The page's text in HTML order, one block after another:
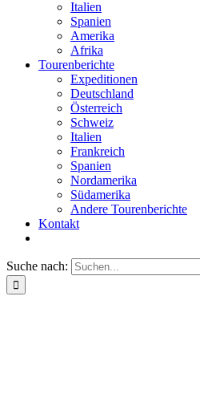
Italien
Spanien
Amerika
Afrika
Tourenberichte
Expeditionen
Deutschland
Österreich
Schweiz
Italien
Frankreich
Spanien
Nordamerika
Südamerika
Andere Tourenberichte
Kontakt
Suche nach: